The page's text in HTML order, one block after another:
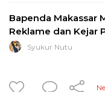
Bapenda Makassar
Reklame dan Kejar
Syukur Nutu